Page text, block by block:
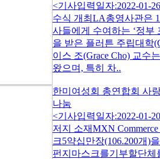
<기사입력일자:2022-01-
수식 개최LA총영사관은
사들에게 수여하는 ‘정부
을 받은 플러튼 주립대학
이스 조(Grace Cho) 교수
왔으며, 특히 차..
한미여성회 총연합회 사
나눔
<기사입력일자:2022-01-
저지 소재MXN
크5약십만장(106.200개)
펀지마스크를기부할단